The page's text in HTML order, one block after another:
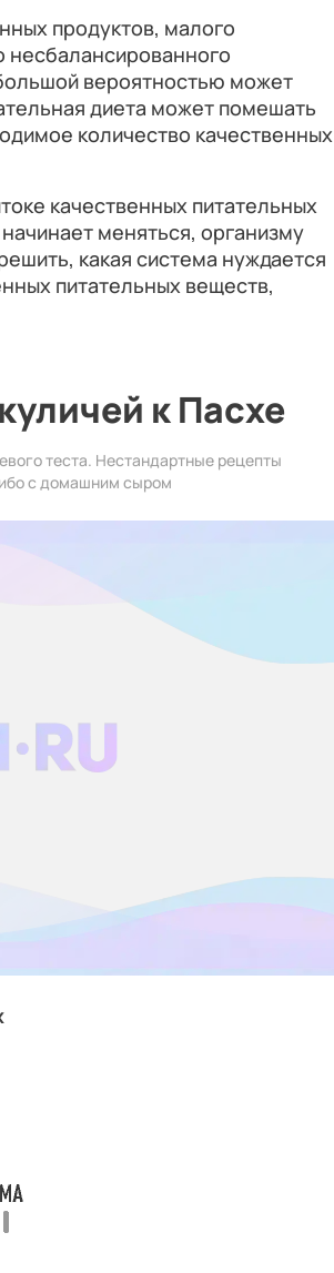
продуктов, малого
несбалансированного
вероятностью может
диета может помешать
количество качественных
качественных питательных
меняться, организму
какая система нуждается
питательных веществ,
к Пасхе
теста. Нестандартные рецепты
с домашним сыром